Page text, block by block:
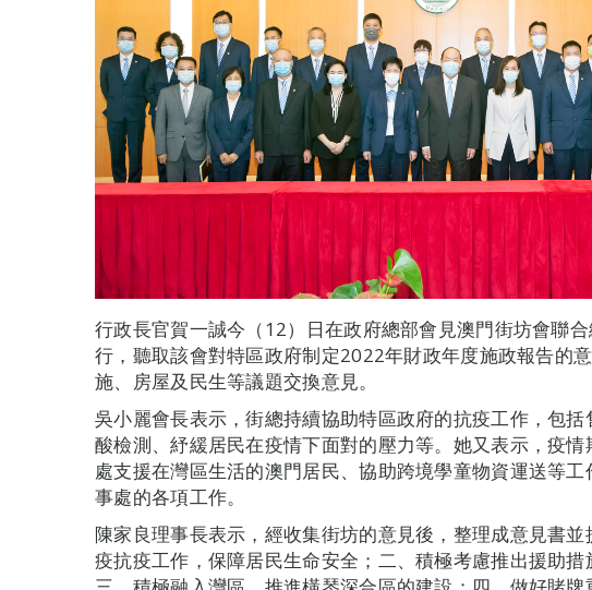
行政長官賀一誠今（12）日在政府總部會見澳門街坊會聯
行，聽取該會對特區政府制定2022年財政年度施政報告的
施、房屋及民生等議題交換意見。
吳小麗會長表示，街總持續協助特區政府的抗疫工作，包
酸檢測、紓緩居民在疫情下面對的壓力等。她又表示，疫
處支援在灣區生活的澳門居民、協助跨境學童物資運送等
事處的各項工作。
陳家良理事長表示，經收集街坊的意見後，整理成意見書
疫抗疫工作，保障居民生命安全；二、積極考慮推出援助措